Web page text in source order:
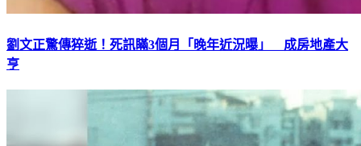
劉文正驚傳猝逝！死訊瞞3個月「晚年近況曝」 成房地產大